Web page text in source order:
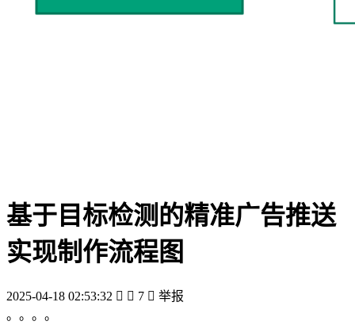
基于目标检测的精准广告推送
实现制作流程图
2025-04-18 02:53:32   7  举报
。。。。